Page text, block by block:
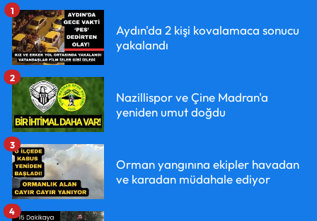
Aydın'da 2 kişi kovalamaca sonucu
yakalandı
1
Nazillispor ve Çine Madran'a
yeniden umut doğdu
2
Orman yangınına ekipler havadan
ve karadan müdahale ediyor
3
4